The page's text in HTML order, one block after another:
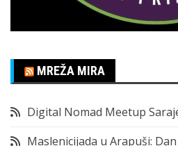
MREŽA MIRA
Digital Nomad Meetup
Maslenicijada u Arapuši: